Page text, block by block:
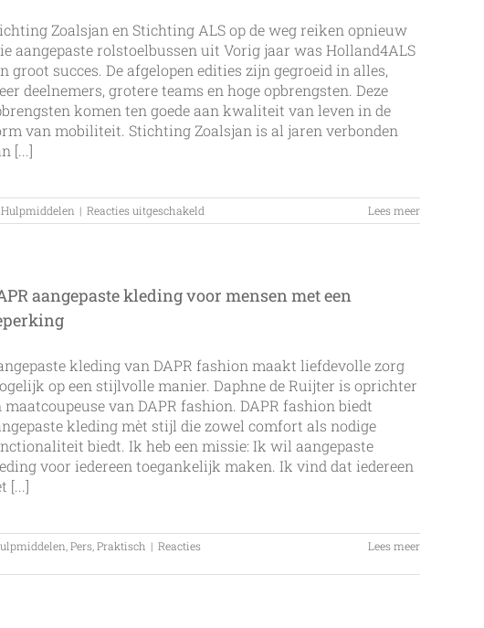
Zoalsjan en Stichting ALS op de weg reiken opnieuw
aangepaste rolstoelbussen uit Vorig jaar was Holland4ALS
groot succes. De afgelopen edities zijn gegroeid in alles,
deelnemers, grotere teams en hoge opbrengsten. Deze
komen ten goede aan kwaliteit van leven in de
van mobiliteit. Stichting Zoalsjan is al jaren verbonden
[...]
Hulpmiddelen | Reacties uitgeschakeld
Uitreiking
Lees meer
aangepaste kleding voor mensen met een
kleding van DAPR fashion maakt liefdevolle zorg
op een stijlvolle manier. Daphne de Ruijter is oprichter
maatcoupeuse van DAPR fashion. DAPR fashion biedt
kleding mèt stijl die zowel comfort als nodige
biedt. Ik heb een missie: Ik wil aangepaste
voor iedereen toegankelijk maken. Ik vind dat iedereen
[...]
Pers Praktisch | Reacties
Lees meer